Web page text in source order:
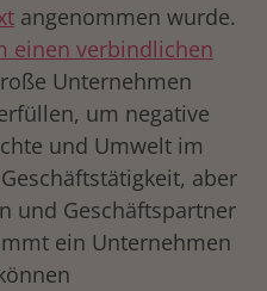
angenommen wurde.
einen verbindlichen
Unternehmen
um negative
und Umwelt im
aber
und Geschäftspartner
ein Unternehmen